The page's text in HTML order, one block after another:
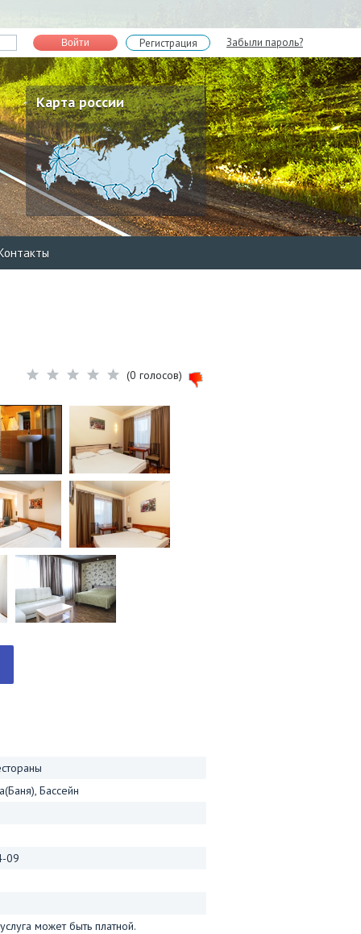
Войти Регистрация Забыли пароль?
Карта россии
(0 голосов)
Бассейн
09
может быть платной.